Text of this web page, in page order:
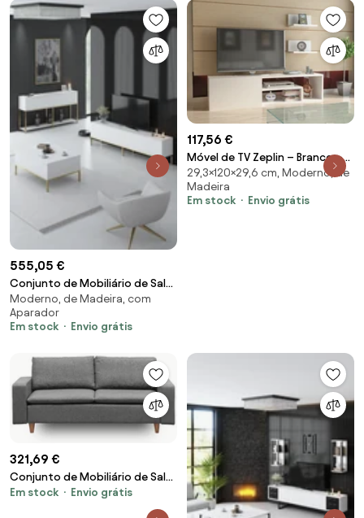
555,05 €
Conjunto de Mobiliário de Sala
Lord – Branco/Dourado – Tv
Stand: 180x4
Moderno, de Madeira, com
Aparador
Em stock
Envio grátis
117,56 €
Móvel de TV Zeplin – Branco –
120x29,3x29,6 cm
29,3×120×29,6 cm, Moderno, de
Madeira
Em stock
Envio grátis
321,69 €
Conjunto de Mobiliário de Sala
Planet – Nogueira – Unidade de
Em stock Envio grátis